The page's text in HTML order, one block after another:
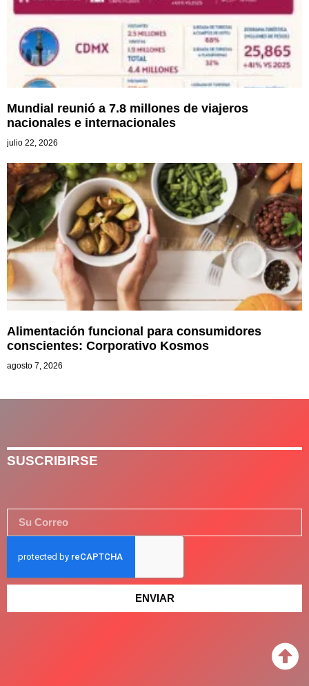
Mundial reunió a 7.8 millones de viajeros
nacionales e internacionales
julio 22, 2026
Alimentación funcional para consumidores
conscientes: Corporativo Kosmos
agosto 7, 2026
SUSCRIBIRSE
ENVIAR